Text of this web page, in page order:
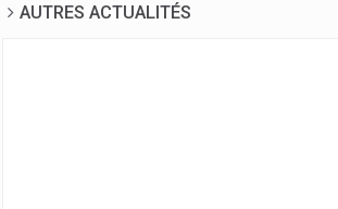
AUTRES ACTUALITÉS